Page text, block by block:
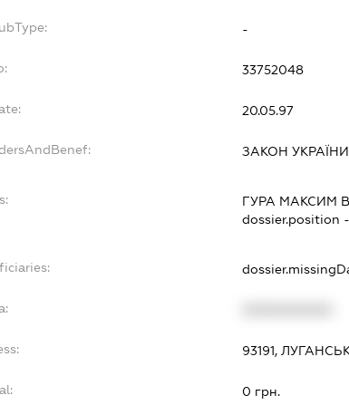
-
33752048
20.05.97
ЗАКОН
ГУРА МАКСИМ
dossier.position -
93191,
0 грн.